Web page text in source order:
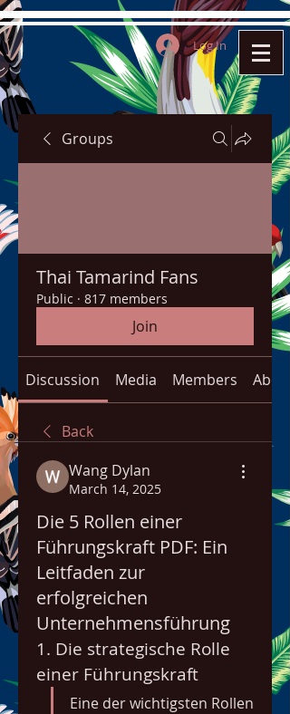
Log In
Groups
Thai Tamarind Fans
Public · 817 members
Join
Discussion Media Members About
Back
Wang Dylan
March 14, 2025
Die 5 Rollen einer
Führungskraft PDF: Ein
Leitfaden zur
erfolgreichen
Unternehmensführung
1. Die strategische Rolle
einer Führungskraft
Eine der wichtigsten Rollen